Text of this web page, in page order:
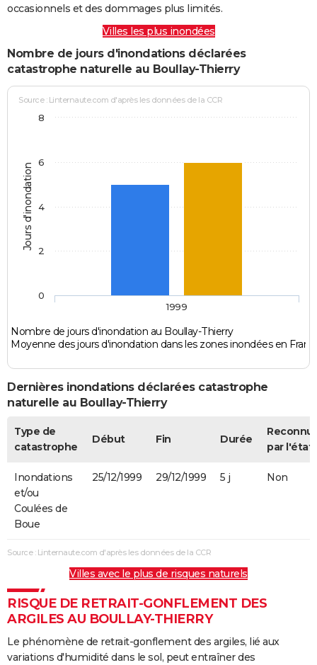
occasionnels et des dommages plus limités.
Villes les plus inondées
Nombre de jours d'inondations déclarées
catastrophe naturelle au Boullay-Thierry
Jours d'inondation
Source : Linternaute.com d'après les données de la CCR
Nombre de jours d'inondation au Boullay-Thierry
Moyenne des jours d'inondation dans les zones inondées en
1999
0
2
4
6
8
Dernières inondations déclarées catastrophe
naturelle au Boullay-Thierry
Type de
catastrophe
Début Fin Durée
par l'état
Inondations
et/ou
Coulées de
Boue
25/12/1999 29/12/1999 5 j Non
Source : Linternaute.com d'après les données de la CCR
Villes avec le plus de risques naturels
RISQUE DE RETRAIT-GONFLEMENT DES
ARGILES AU BOULLAY-THIERRY
Le phénomène de retrait-gonflement des argiles, lié aux
variations d'humidité dans le sol, peut entraîner des